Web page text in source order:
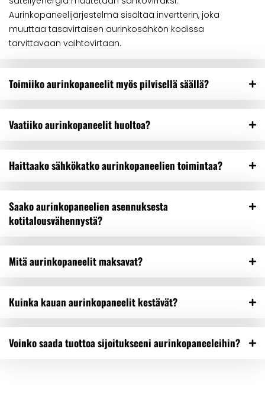
Aurinkopaneelijärjestelmä sisältää invertterin, joka
muuttaa tasavirtaisen aurinkosähkön kodissa
tarvittavaan vaihtovirtaan.
Toimiiko aurinkopaneelit myös pilvisellä säällä?
Vaatiiko aurinkopaneelit huoltoa?
Haittaako sähkökatko aurinkopaneelien toimintaa?
Saako aurinkopaneelien asennuksesta
kotitalousvähennystä?
Mitä aurinkopaneelit maksavat?
Kuinka kauan aurinkopaneelit kestävät?
Voinko saada tuottoa sijoitukseeni aurinkopaneeleihin?